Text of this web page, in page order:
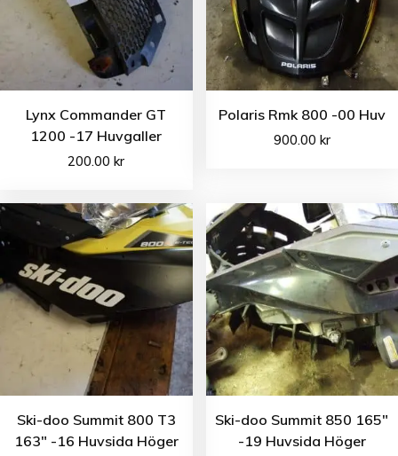
Lynx Commander GT
1200 -17 Huvgaller
200.00kr
Polaris Rmk 800 -00 Huv
900.00 kr
Ski-doo Summit 800 T3
163″ -16 Huvsida Höger
Ski-doo Summit 850 165″
-19 Huvsida Höger